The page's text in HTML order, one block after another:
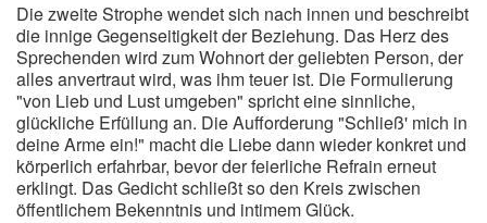
Die zweite Strophe wendet sich nach innen und beschreibt
die innige Gegenseitigkeit der Beziehung. Das Herz des
Sprechenden wird zum Wohnort der geliebten Person, der
alles anvertraut wird, was ihm teuer ist. Die Formulierung
"von Lieb und Lust umgeben" spricht eine sinnliche,
glückliche Erfüllung an. Die Aufforderung "Schließ' mich in
deine Arme ein!" macht die Liebe dann wieder konkret und
körperlich erfahrbar, bevor der feierliche Refrain erneut
erklingt. Das Gedicht schließt so den Kreis zwischen
öffentlichem Bekenntnis und intimem Glück.